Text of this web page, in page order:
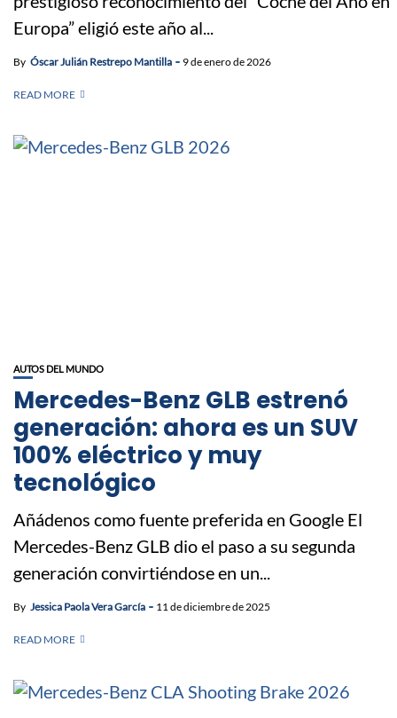
Europa” eligió este año al...
By Óscar Julián Restrepo Mantilla 9 de enero de 2026
READ MORE
AUTOS DEL MUNDO
Mercedes-Benz GLB estrenó
generación: ahora es un SUV
100% eléctrico y muy
tecnológico
Añádenos como fuente preferida en Google El
Mercedes-Benz GLB dio el paso a su segunda
generación convirtiéndose en un...
By Jessica Paola Vera García 11 de diciembre de 2025
READ MORE